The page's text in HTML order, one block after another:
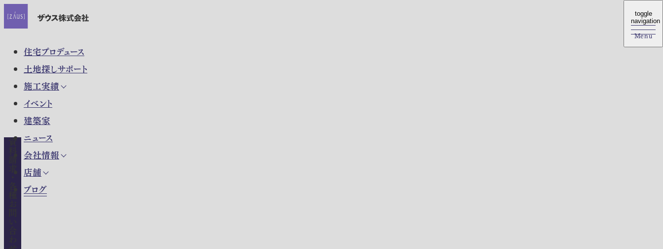
住宅プロデュース
土地探しサポート
施工実績
イベント
建築家
ニュース
会社情報
店舗
ブログ
toggle
navigation
Menu
toggle
navigation
Menu